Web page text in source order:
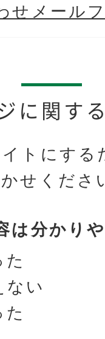
せメール
に関す
トにする
せくださ
は分かり
ない